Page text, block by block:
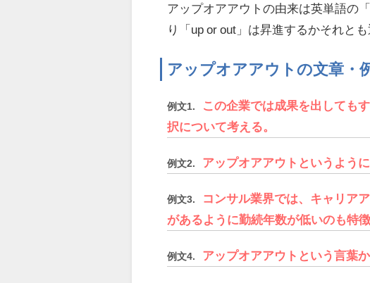
アップオアアウトの由来は英単語の
り「up or out」は昇進するかそれと
アップオアアウトの文章・
例文1.
この企業では成果を出しても
択について考える。
例文2. アップオアアウトというよう
例文3.
コンサル業界では、キャリア
があるように勤続年数が低いのも特徴
例文4. アップオアアウトという言葉